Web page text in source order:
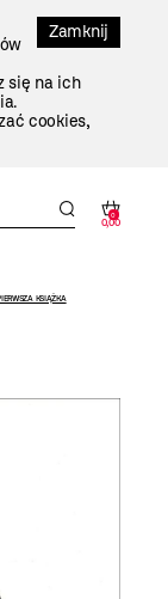
Zamknij
się na ich
cookies,
0
0,00
KSIĄŻKA